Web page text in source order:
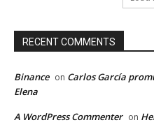
RECENT COMMENTS
Binance on Carlos García
Elena
A WordPress Commenter on